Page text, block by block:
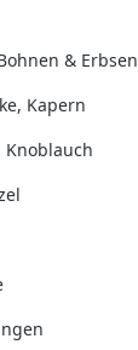
& Erbsen
Kapern
Knoblauch